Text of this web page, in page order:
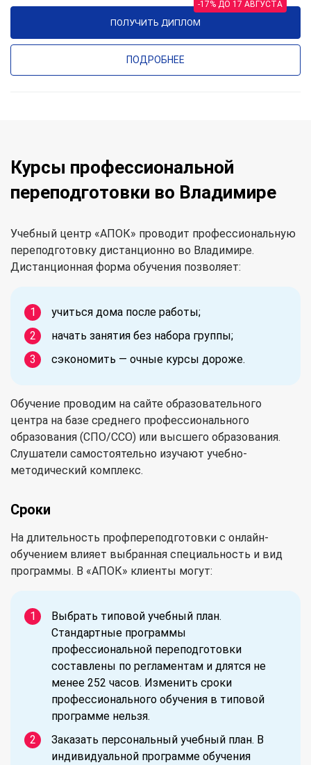
ПОЛУЧИТЬ ДИПЛОМ
-17% ДО 17 АВГУСТА
ПОДРОБНЕЕ
Курсы профессиональной
переподготовки во Владимире
Учебный центр «АПОК» проводит профессиональную
переподготовку дистанционно во Владимире.
Дистанционная форма обучения позволяет:
учиться дома после работы;
начать занятия без набора группы;
сэкономить — очные курсы дороже.
Обучение проводим на сайте образовательного
центра на базе среднего профессионального
образования (СПО/ССО) или высшего образования.
Слушатели самостоятельно изучают учебно-
методический комплекс.
Сроки
На длительность профпереподготовки с онлайн-
обучением влияет выбранная специальность и вид
программы. В «АПОК» клиенты могут:
Выбрать типовой учебный план.
Стандартные программы
профессиональной переподготовки
составлены по регламентам и длятся не
менее 252 часов. Изменить сроки
профессионального обучения в типовой
программе нельзя.
Заказать персональный учебный план. В
индивидуальной программе обучения